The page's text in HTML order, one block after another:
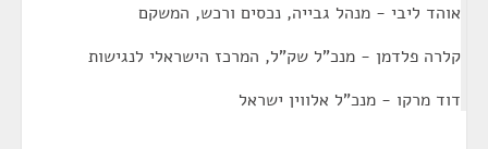
אוהד ליבי - מנהל גבייה, נכסים ורכש, המשקם
קלרה פלדמן - מנכ"ל שק"ל, המרכז הישראלי לנגישות
דוד מרקו - מנכ"ל אלווין ישראל